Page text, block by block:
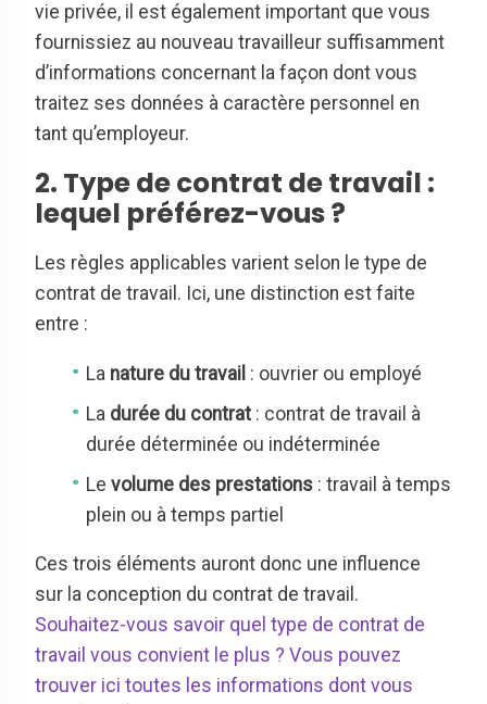
vie privée, il est également important que vous
fournissiez au nouveau travailleur suffisamment
d’informations concernant la façon dont vous
traitez ses données à caractère personnel en
tant qu’employeur.
2. Type de contrat de travail :
lequel préférez-vous ?
Les règles applicables varient selon le type de
contrat de travail. Ici, une distinction est faite
entre :
La nature du travail : ouvrier ou employé
La durée du contrat : contrat de travail à
durée déterminée ou indéterminée
Levolume des prestations : travail à temps
plein ou à temps partiel
Ces trois éléments auront donc une influence
sur la conception du contrat de travail.
Souhaitez-vous savoir quel type de contrat de
travail vous convient le plus ? Vous pouvez
trouver ici toutes les informations dont vous